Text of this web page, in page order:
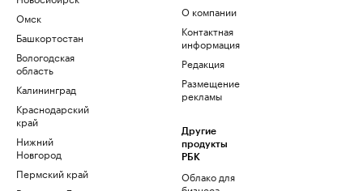
Омск
Башкортостан
Вологодская
область
Калининград
Краснодарский
край
Нижний
Новгород
Пермский край
О компании
Контактная
информация
Редакция
Размещение
рекламы
Другие
продукты
РБК
Облако для